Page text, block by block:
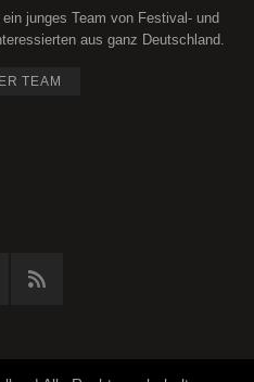
junges Team von Festival- und
aus ganz Deutschland.
TEAM